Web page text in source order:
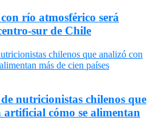
río atmosférico será
sur de Chile
nutricionistas chilenos que
artificial cómo se alimentan